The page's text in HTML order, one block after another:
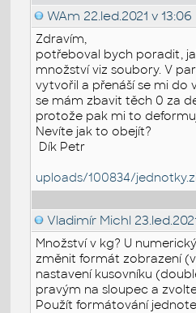
WAm 22.led.2021 v 13:06
Zdravím,
potřeboval bych poradit,
množství viz soubory. V
vytvořil a přenáší se mi do
se mám zbavit těch 0 za
protože pak mi to
Nevíte jak to obejít?
Dík Petr
uploads/100834/
Vladimír Michl
Množství v kg? U
změnit formát zobrazení
nastavení kusovníku
pravým na sloupec a
Použít formátování